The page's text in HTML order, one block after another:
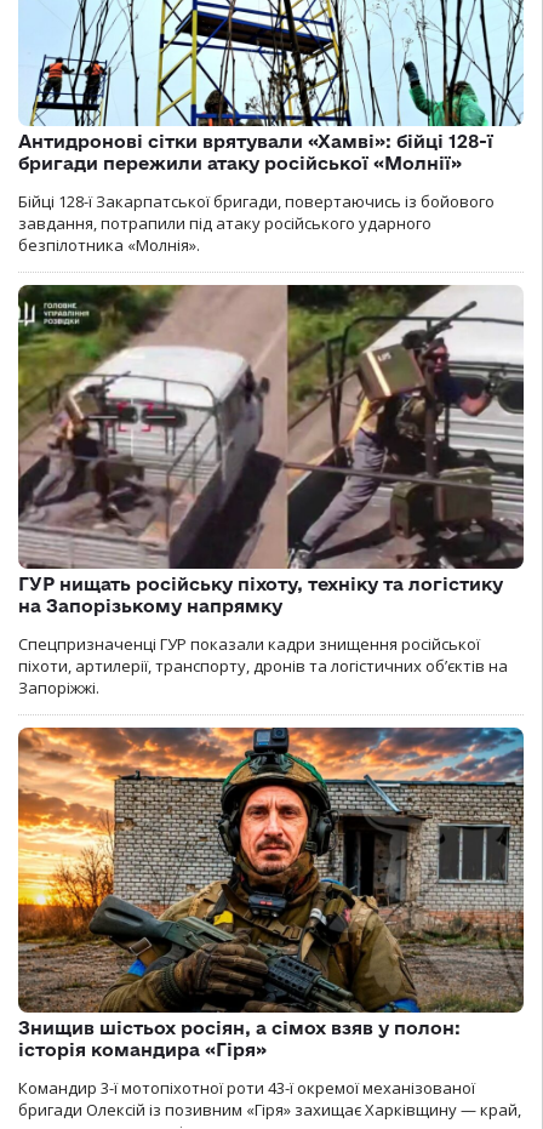
Антидронові сітки врятували «Хамві»: бійці 128-ї
бригади пережили атаку російської «Молнії»
Бійці 128-ї Закарпатської бригади, повертаючись із бойового
завдання, потрапили під атаку російського ударного
безпілотника «Молнія».
ГУР нищать російську піхоту, техніку та логістику
на Запорізькому напрямку
Спецпризначенці ГУР показали кадри знищення російської
піхоти, артилерії, транспорту, дронів та логістичних об’єктів на
Запоріжжі.
Знищив шістьох росіян, а сімох взяв у полон:
історія командира «Гіря»
Командир 3-ї мотопіхотної роти 43-ї окремої механізованої
бригади Олексій із позивним «Гіря» захищає Харківщину — край,